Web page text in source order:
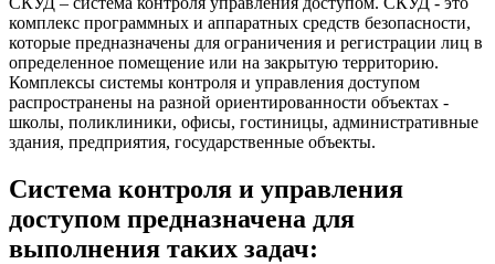
комплекс программных и аппаратных средств безопасности,
которые предназначены для ограничения и регистрации лиц в
определенное помещение или на закрытую территорию.
Комплексы системы контроля и управления доступом
распространены на разной ориентированности объектах -
школы, поликлиники, офисы, гостиницы, административные
здания, предприятия, государственные объекты.
Система контроля и управления
доступом предназначена для
выполнения таких задач: